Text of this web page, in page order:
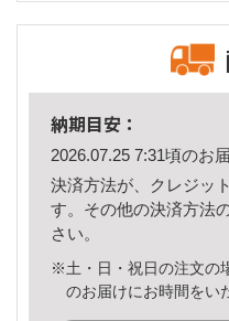
納期目安：
2026.07.25 7:31頃のお
決済方法が、クレジッ
す。その他の決済方法
さい。
※土・日・祝日の注文の
のお届けにお時間をい